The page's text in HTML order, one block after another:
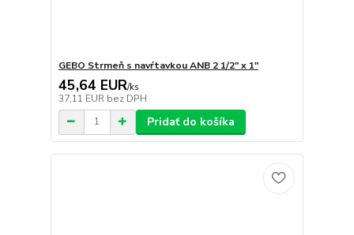
GEBO Strmeň s navŕtavkou ANB 2 1/2" x 1"
45,64 EUR/ks
37,11 EUR bez DPH
Pridať do košíka